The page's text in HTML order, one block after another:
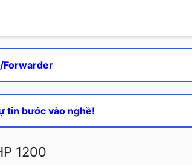
Forwarder
tin bước vào nghề!
1200